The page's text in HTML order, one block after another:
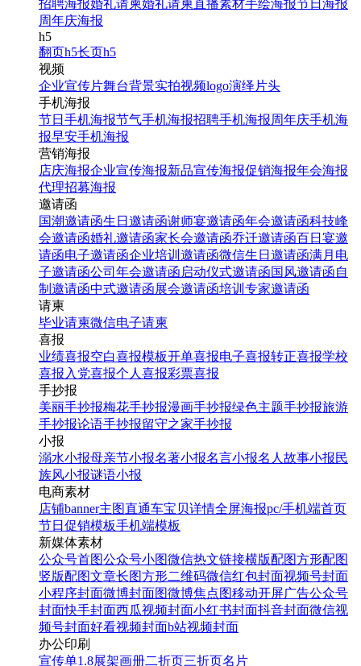
找相似
手机海报
橙色卡通手绘欢乐复活节
找相似
手机海报
白色扁平风复活节促销海
找相似
手机海报
招聘海报婚礼请柬婚礼请柬直播素材手绘海报节日海报
周年庆海报
h5
翻页h5长页h5
视频
企业宣传片舞台背景实拍视频logo演绎 片头
手机海报
节日手机海报节气手机海报招聘手机海报周年庆手机海
报早安手机海报
营销海报
店庆海报企业宣传海报新品宣传海报促销海报年会海报
代理招募海报
邀请函
国潮邀请函生日邀请函谢师宴邀请函年会邀请函科技峰
会邀请函婚礼邀请函家长会邀请函乔迁邀请函百日宴邀
请函电子邀请函企业培训邀请函微信生日邀请函满月电
子邀请函公司年会邀请函 启动仪式邀请函国风邀请函自
制邀请函中式邀请函展会邀请函培训专家邀请函
请柬
毕业请柬微信电子请柬
喜报
业绩喜报空白喜报模板开单喜报电子喜报转正喜报学校
喜报 入党喜报个人喜报彩票喜报
手抄报
美丽手抄报梅花手抄报漫画手抄报绿色主题手抄报旅游
手抄报论语手抄报留守之家手抄报
小报
溺水小报母亲节小报名著小报名言小报名人故事小报民
族风小报谜语小报
电商素材
店铺banner主图直通车宝贝详情全屏海报pc/手机端首页
节日促销模板手机端模板
新媒体素材
公众号首图公众号小图微信热文链接横版配图方形配图
竖版配图文章长图方形二维码微信红包封面视频号封面
小程序封面微博封面图微博焦点图移动开屏广告公众号
封面快手封面西瓜视频封面小红书封面抖音封面微信视
频号封面好看视频封面b站视频封面
办公印刷
宣传单1.8展架画册二折页三折页名片